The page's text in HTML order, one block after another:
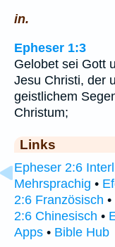
in.
Epheser 1:3
Gelobet sei Gott
Jesu Christi, der
geistlichem
Christum;
Links
Epheser 2:6
Mehrsprachig •
2:6 Französisch •
2:6 Chinesisch •
Apps • Bible Hub